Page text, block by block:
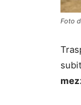
Foto